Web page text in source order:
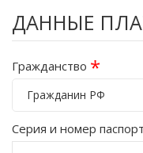
ДАННЫЕ
Гражданство *
Гражданин РФ
Серия и номер